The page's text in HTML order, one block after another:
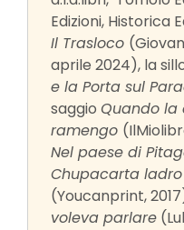
Edizioni, Historica
Il Trasloco
aprile 2024), la
e la Porta sul
saggio Quando la
ramengo
Nel paese di
Chupacarta
(Youcanprint,
voleva parlare